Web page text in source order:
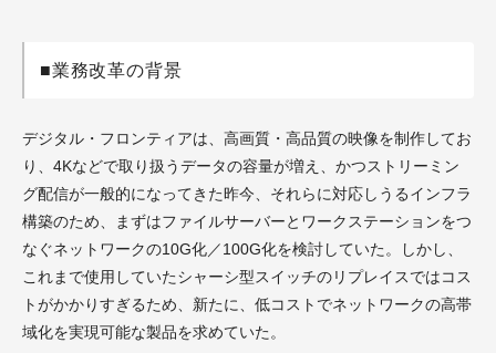
■業務改革の背景
デジタル・フロンティアは、高画質・高品質の映像を制作してお
り、4Kなどで取り扱うデータの容量が増え、かつストリーミン
グ配信が一般的になってきた昨今、それらに対応しうるインフラ
構築のため、まずはファイルサーバーとワークステーションをつ
なぐネットワークの10G化／100G化を検討していた。しかし、
これまで使用していたシャーシ型スイッチのリプレイスではコス
トがかかりすぎるため、新たに、低コストでネットワークの高帯
域化を実現可能な製品を求めていた。